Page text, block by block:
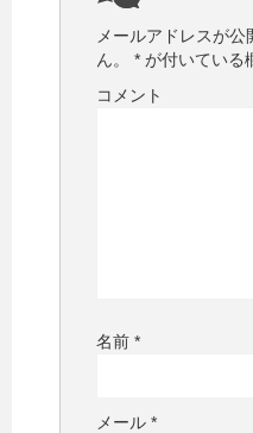
メールアドレスが
ん。
* が付いている
コメント
名前 *
メール *